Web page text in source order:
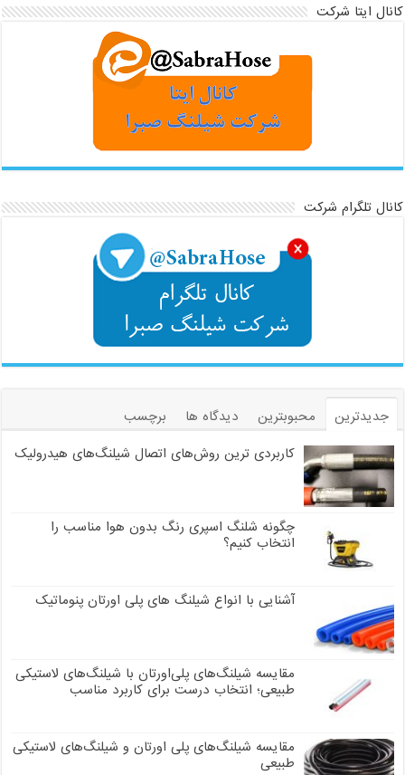
کانال ایتا شرکت
کانال تلگرام شرکت
جدیدترین محبوبترین دیدگاه ها
برچسب
کاربردی ترین روش‌های اتصال شیلنگ‌های هیدرولیک
چگونه شلنگ اسپری رنگ بدون هوا مناسب را
انتخاب کنیم؟
آشنایی با انواع شیلنگ های پلی اورتان پنوماتیک
مقایسه شیلنگ‌های پلی‌اورتان با شیلنگ‌های لاستیکی
طبیعی؛ انتخاب درست برای کاربرد مناسب
مقایسه شیلنگ‌های پلی اورتان و شیلنگ‌های لاستیکی
طبیعی